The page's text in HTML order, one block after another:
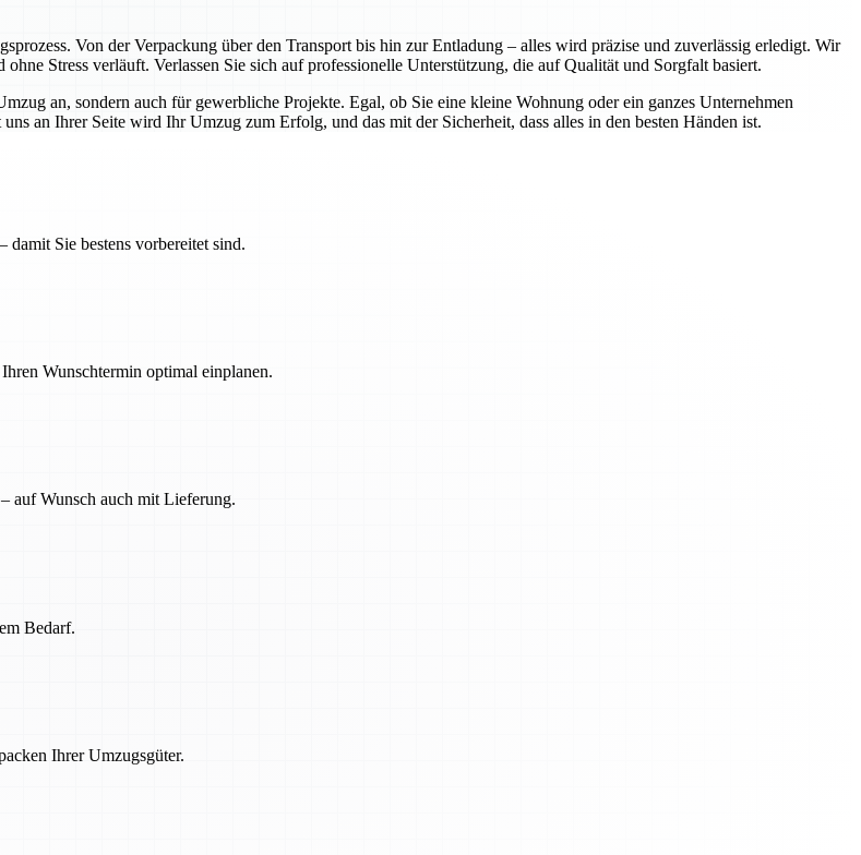
Von der Verpackung über den Transport bis hin zur Entladung – alles wird präzise und zuverlässig erledigt. Wir
Stress verläuft. Verlassen Sie sich auf professionelle Unterstützung, die auf Qualität und Sorgfalt basiert.
an, sondern auch für gewerbliche Projekte. Egal, ob Sie eine kleine Wohnung oder ein ganzes Unternehmen
an Ihrer Seite wird Ihr Umzug zum Erfolg, und das mit der Sicherheit, dass alles in den besten Händen ist.
Sie bestens vorbereitet sind.
Wunschtermin optimal einplanen.
auf Wunsch auch mit Lieferung.
Bedarf.
Ihrer Umzugsgüter.